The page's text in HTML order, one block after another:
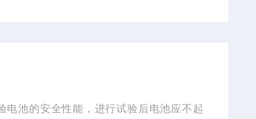
电池的安全性能，进行试验后电池应不起